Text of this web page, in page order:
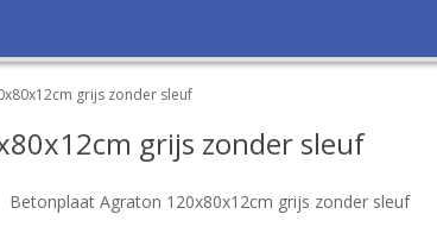
grijs zonder sleuf
grijs zonder sleuf
Betonplaat Agraton 120x80x12cm grijs zonder sleuf